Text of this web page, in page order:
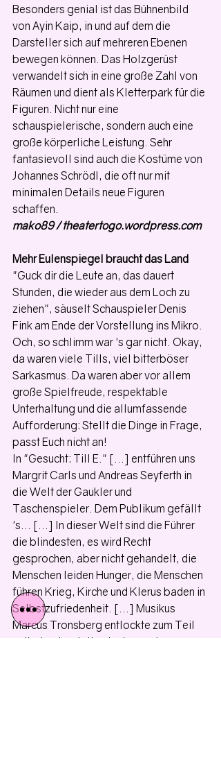
Besonders genial ist das Bühnenbild
von Ayin Kaip, in und auf dem die
Darsteller sich auf mehreren Ebenen
bewegen können. Das Holzgerüst
verwandelt sich in eine große Zahl von
Räumen und dient als Kletterpark für die
Figuren. Nicht nur eine
schauspielerische, sondern auch eine
große körperliche Leistung. Sehr
fantasievoll sind auch die Kostüme von
Johannes Schrödl, die oft nur mit
minimalen Details neue Figuren
schaffen.
mako89 / theatertogo.wordpress.com
Mehr Eulenspiegel braucht das Land
"Guck dir die Leute an, das dauert
Stunden, die wieder aus dem Loch zu
ziehen", säuselt Schauspieler Denis
Fink am Ende der Vorstellung ins Mikro.
Och, so schlimm war 's gar nicht. Okay,
da waren viele Tills, viel bitterböser
Sarkasmus. Da waren aber vor allem
große Spielfreude, respektable
Unterhaltung und die allumfassende
Aufforderung: Stellt die Dinge in Frage,
passt Euch nicht an!
In "Gesucht: Till E." [...] entführen uns
Margrit Carls und Andreas Seyferth in
die Welt der Gaukler und
Taschenspieler. Dem Publikum gefällt
's... [...] In dieser Welt sind die Führer
die blindesten, es wird Recht
gesprochen, aber nicht gehandelt, die
Menschen leiden Hunger, die Menschen
führen Krieg, Kirche und Klerus baden in
Selbstzufriedenheit. [...] Musikus
Marcus Tronsberg entlockte zum Teil
selbst gebastelten Instrumenten